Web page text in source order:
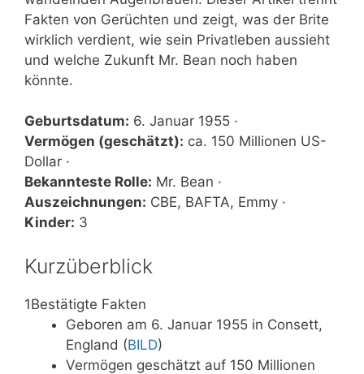
Fakten von Gerüchten und zeigt, was der Brite
wirklich verdient, wie sein Privatleben aussieht
und welche Zukunft Mr. Bean noch haben
könnte.
Geburtsdatum: 6. Januar 1955 ·
Vermögen (geschätzt): ca. 150 Millionen US-
Dollar ·
Bekannteste Rolle: Mr. Bean ·
Auszeichnungen: CBE, BAFTA, Emmy ·
Kinder: 3
Kurzüberblick
1Bestätigte Fakten
Geboren am 6. Januar 1955 in Consett,
England (BILD)
Vermögen geschätzt auf 150 Millionen